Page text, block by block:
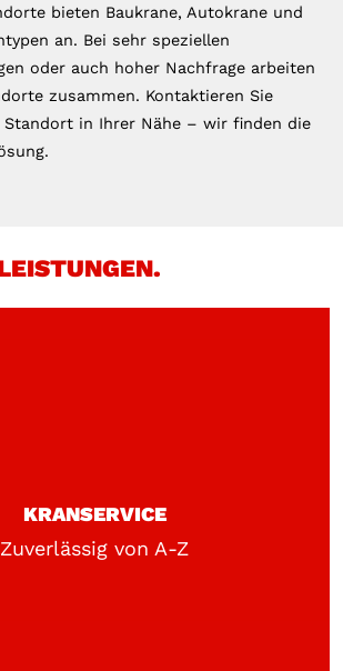
bieten Baukrane, Autokrane und
an. Bei sehr speziellen
oder auch hoher Nachfrage arbeiten
zusammen. Kontaktieren Sie
Standort in Ihrer Nähe – wir finden die
KRANSERVICE
Zuverlässig von A-Z